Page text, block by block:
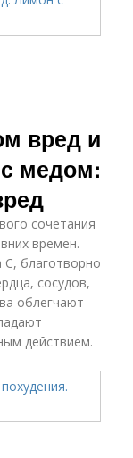
вред и
медом:
сочетания
времен.
благотворно
сосудов,
облегчают
действием.